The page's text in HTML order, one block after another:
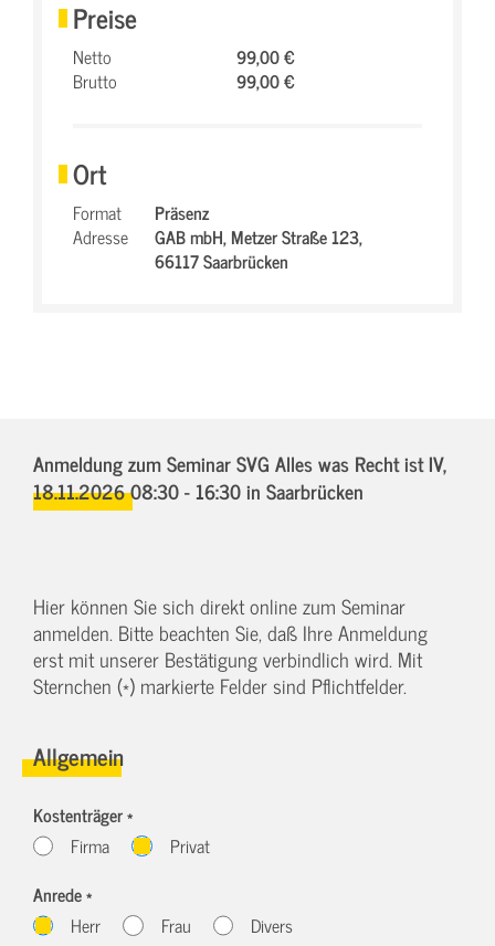
Preise
Netto
99,00 €
Brutto
99,00 €
Ort
Format
Präsenz
Adresse
GAB mbH,Metzer Straße 123,
66117 Saarbrücken
Anmeldung zum Seminar SVG Alles was Recht ist IV,
18.11.2026 08:30 - 16:30in Saarbrücken
Hier können Sie sich direkt online zum Seminar
anmelden. Bitte beachten Sie, daß Ihre Anmeldung
erst mit unserer Bestätigung verbindlich wird. Mit
Sternchen (*) markierte Felder sind Pflichtfelder.
Allgemein
Kostenträger *
Firma
Privat
Anrede *
Herr
Frau Divers